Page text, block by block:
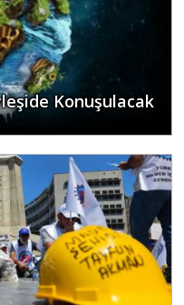
Konuşulacak